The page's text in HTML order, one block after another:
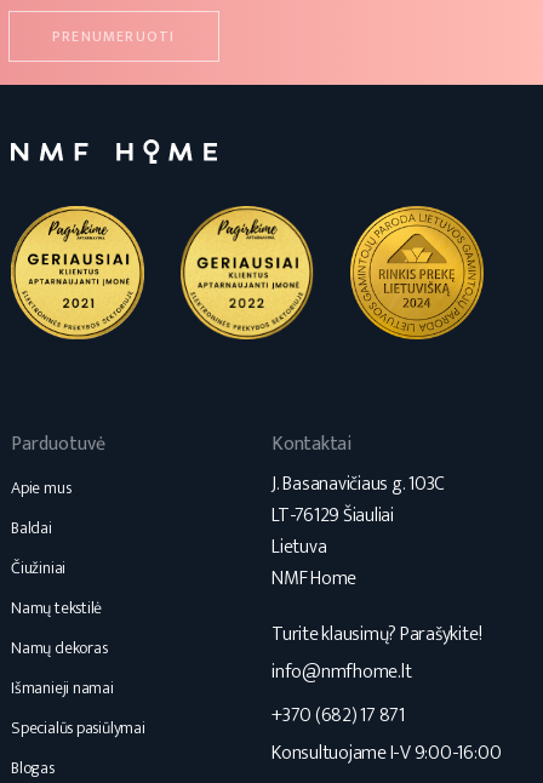
Parduotuvė
Apie mus
Baldai
Čiužiniai
Namų tekstilė
Namų dekoras
Išmanieji namai
Specialūs pasiūlymai
Blogas
Kontaktai
J. Basanavičiaus g. 103C
LT-76129 Šiauliai
Lietuva
NMF Home
Turite klausimų? Parašykite!
info@nmfhome.lt
+370 (682) 17 871
Konsultuojame I-V 9:00-16:00